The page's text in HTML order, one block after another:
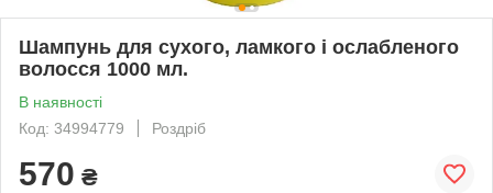
Шампунь для сухого, ламкого і ослабленого
волосся 1000 мл.
В наявності
Код: 34994779
Роздріб
570 ₴